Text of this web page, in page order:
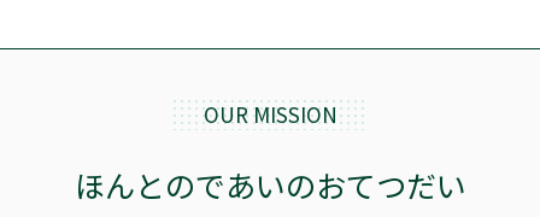
OUR MISSION
ほんとのであいのおてつだい